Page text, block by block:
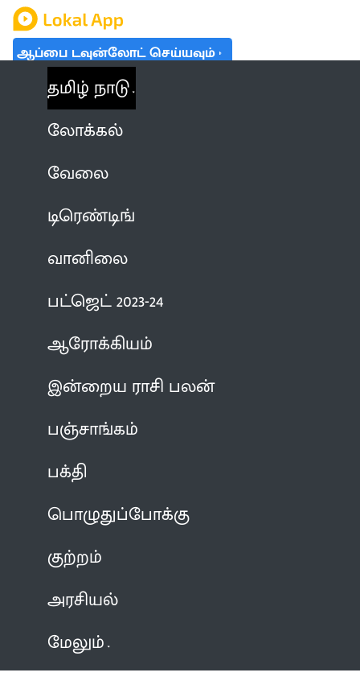
ஆப்பை டவுன்லோட் செய்யவும்
தமிழ் நாடு
லோக்கல்
வேலை
டிரெண்டிங்
வானிலை
பட்ஜெட் 2023-24
ஆரோக்கியம்
இன்றைய ராசி பலன்
பஞ்சாங்கம்
பக்தி
பொழுதுப்போக்கு
குற்றம்
அரசியல்
மேலும்